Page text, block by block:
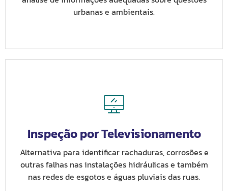
urbanas e ambientais.
Inspeção por Televisionamento
Alternativa para identificar rachaduras, corrosões e
outras falhas nas instalações hidráulicas e também
nas redes de esgotos e águas pluviais das ruas.